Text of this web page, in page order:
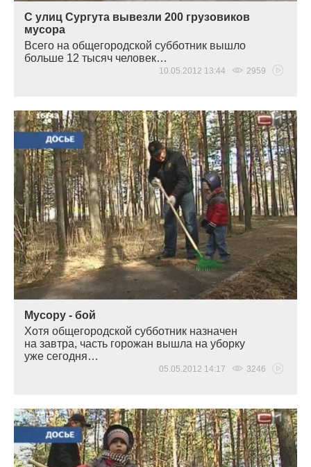
С улиц Сургута вывезли 200 грузовиков
мусора
Всего на общегородской субботник вышло
больше 12 тысяч человек…
10.05.2012 13:44 2959
Мусору - бой
Хотя общегородской субботник назначен
на завтра, часть горожан вышла на уборку
уже сегодня…
05.05.2012 14:17 3246